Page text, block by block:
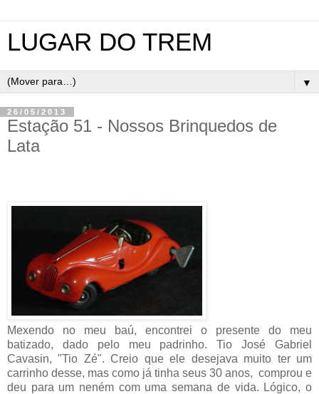
LUGAR DO TREM
▼
26/05/2013
Estação 51 - Nossos Brinquedos de
Lata
Mexendo no meu baú, encontrei o presente do meu
batizado, dado pelo meu padrinho. Tio José Gabriel
Cavasin, "Tio Zé". Creio que ele desejava muito ter um
carrinho desse, mas como já tinha seus 30 anos, comprou e
deu para um neném com uma semana de vida. Lógico, o